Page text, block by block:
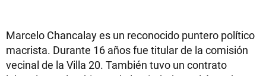
Marcelo Chancalay es un reconocido puntero político
macrista. Durante 16 años fue titular de la comisión
vecinal de la Villa 20. También tuvo un contrato